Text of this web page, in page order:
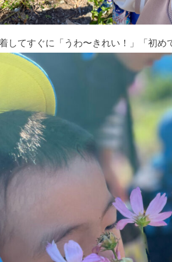
してすぐに「うわ〜きれい！」「初